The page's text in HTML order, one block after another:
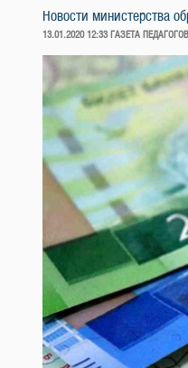
Новости министерства
ОПУБЛИКОВАНО
13.01.2020 12:33 ГАЗЕТА ПЕДАГОГОВ